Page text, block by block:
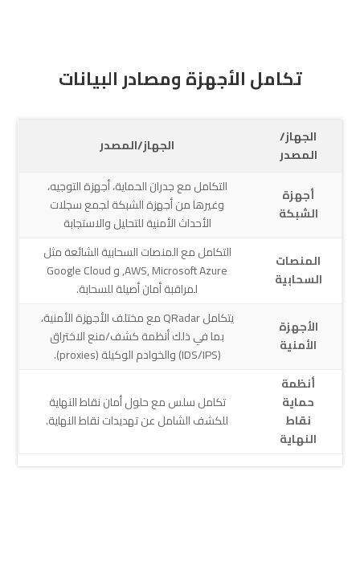
تكامل الأجهزة ومصادر البيانات
الجهاز/
المصدر
الجهاز/المصدر
أجهزة
الشبكة
التكامل مع جدران الحماية، أجهزة التوجيه،
وغيرها من أجهزة الشبكة لجمع سجلات
الأحداث الأمنية للتحليل والاستجابة
المنصات
السحابية
التكامل مع المنصات السحابية الشائعة مثل
AWS, Microsoft Azure, و Google Cloud
لمراقبة أمان أصيلة للسحابة.
الأجهزة
الأمنية
يتكامل QRadar مع مختلف الأجهزة الأمنية،
بما في ذلك أنظمة كشف/منع الاختراق
(IDS/IPS) والخوادم الوكيلة (proxies).
أنظمة
حماية
نقاط
النهاية
تكامل سلس مع حلول أمان نقاط النهاية
للكشف الشامل عن تهديدات نقاط النهاية.